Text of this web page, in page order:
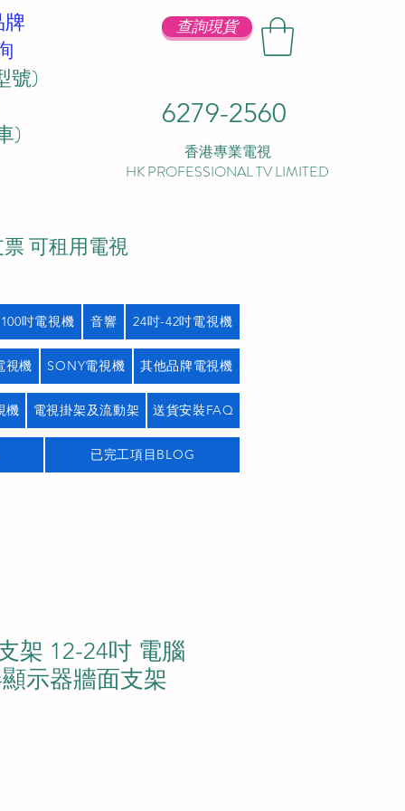
查詢現貨
6279-2560
香港專業電視
HK PROFESSIONAL TV LIMITED
號)
)
可租用電視
吋電視機 音響 24吋-42吋電視機
視機 SONY電視機 其他品牌電視機
機 電視掛架及流動架 送貨安裝FAQ
已完工項目BLOG
架 12-24吋 電腦
示器牆面支架